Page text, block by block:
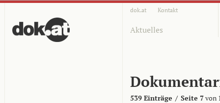
dok.at Kontakt
Aktuelles
539 Einträge / Seite 7von